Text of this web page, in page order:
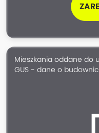
Mieszkania oddane do
GUS - dane o